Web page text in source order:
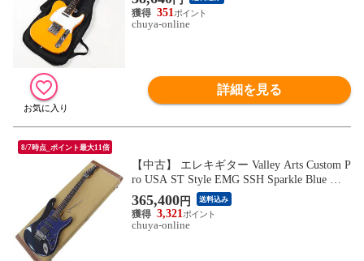
351
chuya-online
詳細を見る
8/7時点_ポイント最大11倍
【中古】 エレキギター Valley Arts Custom P
ro USA ST Style EMG SSH Sparkle Blue バ
レーアーツ カスタムプロ
365,400円 送料込み
3,321
chuya-online